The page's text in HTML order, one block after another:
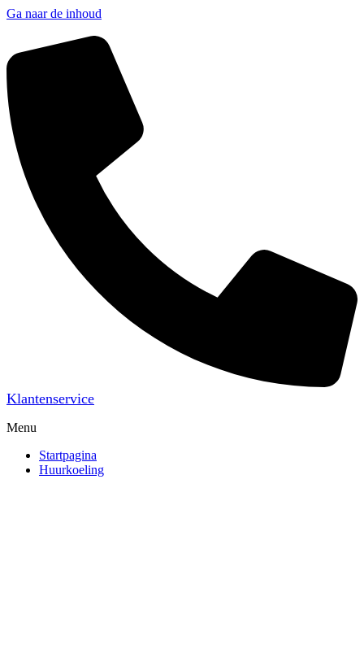
Ga naar de inhoud
Klantenservice
Menu
Startpagina
Huurkoeling